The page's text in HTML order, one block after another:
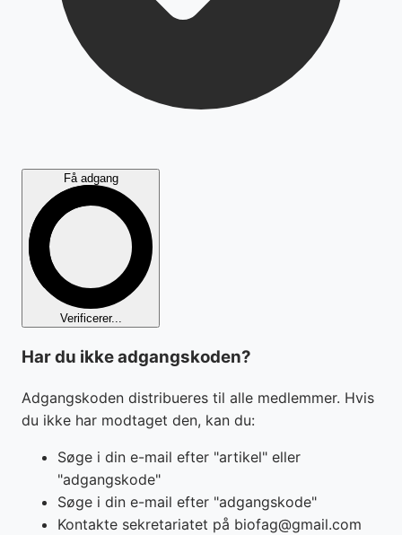
Få adgang
Verificerer...
Har du ikke adgangskoden?
Adgangskoden distribueres til alle medlemmer. Hvis
du ikke har modtaget den, kan du:
Søge i din e-mail efter "artikel" eller
"adgangskode"
Søge i din e-mail efter "adgangskode"
Kontakte sekretariatet på biofag@gmail.com